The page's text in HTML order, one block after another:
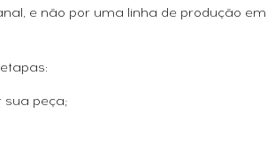
e não por uma linha de produção em
sua peça;